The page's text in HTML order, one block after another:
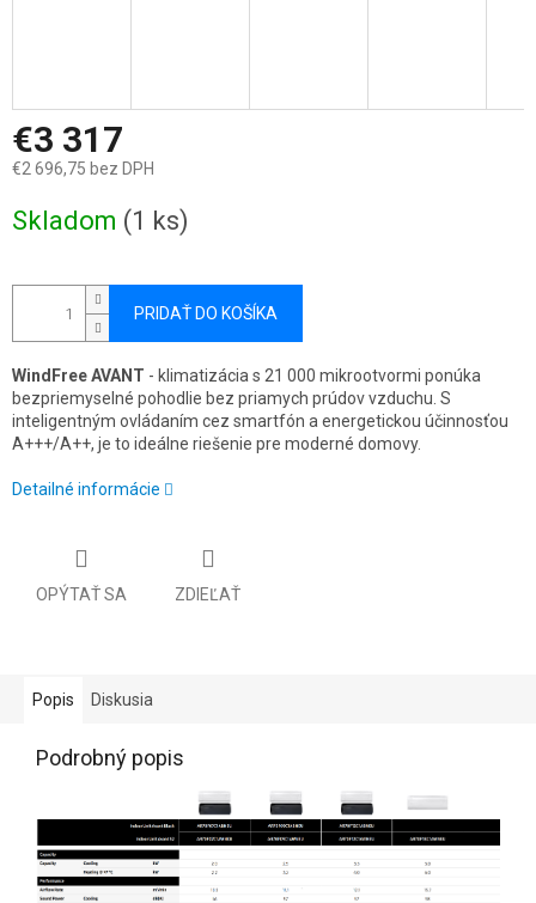
€3 317
€2 696,75 bez DPH
cena:
Skladom (1 ks)
PRIDAŤ DO KOŠÍKA
WindFree AVANT - klimatizácia s 21 000 mikrootvormi ponúka
bezpriemyselné pohodlie bez priamych prúdov vzduchu. S
inteligentným ovládaním cez smartfón a energetickou účinnosťou
A+++/A++, je to ideálne riešenie pre moderné domovy.
Detailné informácie
OPÝTAŤ SA ZDIEĽAŤ
Popis Diskusia
Podrobný popis